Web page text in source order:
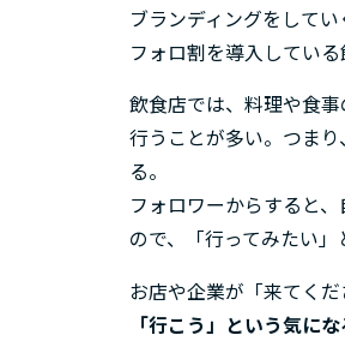
ブランディングをして
フォロ割を導入してい
飲食店では、料理や食
行うことが多い。つまり
る。
フォロワーからすると
ので、「行ってみたい」
お店や企業が「来てく
「行こう」という気にな